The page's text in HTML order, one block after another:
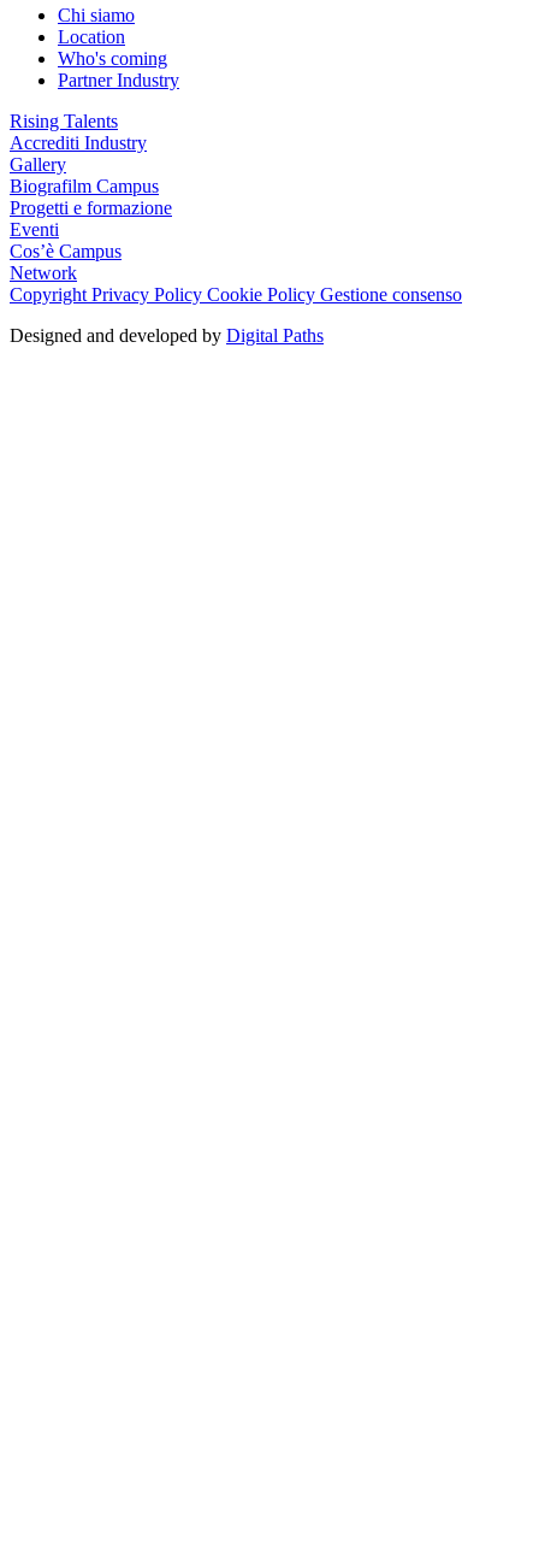
Chi siamo
Location
Who's coming
Partner Industry
Rising Talents
Accrediti Industry
Gallery
Biografilm Campus
Progetti e formazione
Eventi
Cos’è Campus
Network
CopyrightPrivacy Policy Cookie Policy Gestione consenso
Designed and developed by Digital Paths